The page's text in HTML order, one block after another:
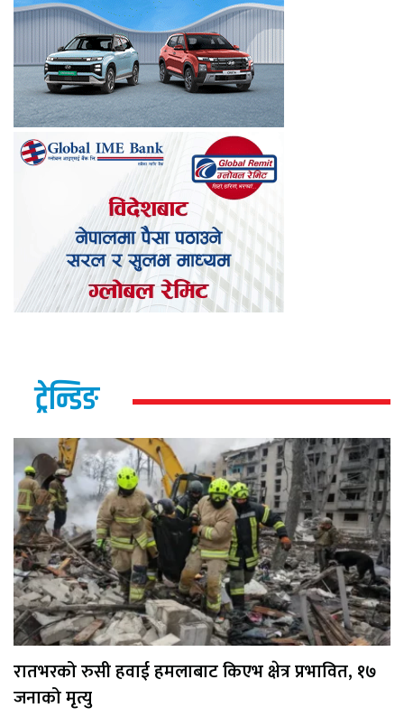
ट्रेन्डिङ
रातभरको रुसी हवाई हमलाबाट किएभ क्षेत्र प्रभावित, १७
जनाको मृत्यु